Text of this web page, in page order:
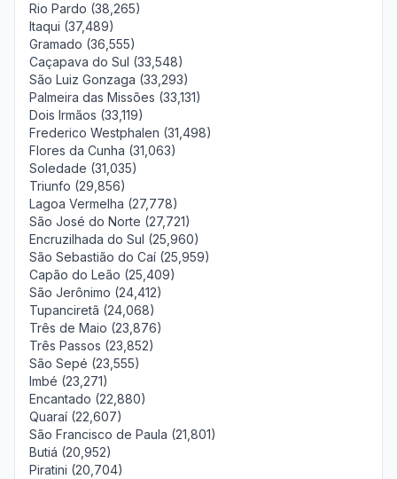
Rio Pardo (38,265)
Itaqui (37,489)
Gramado (36,555)
Caçapava do Sul (33,548)
São Luiz Gonzaga (33,293)
Palmeira das Missões (33,131)
Dois Irmãos (33,119)
Frederico Westphalen (31,498)
Flores da Cunha (31,063)
Soledade (31,035)
Triunfo (29,856)
Lagoa Vermelha (27,778)
São José do Norte (27,721)
Encruzilhada do Sul (25,960)
São Sebastião do Caí (25,959)
Capão do Leão (25,409)
São Jerônimo (24,412)
Tupanciretã (24,068)
Três de Maio (23,876)
Três Passos (23,852)
São Sepé (23,555)
Imbé (23,271)
Encantado (22,880)
Quaraí (22,607)
São Francisco de Paula (21,801)
Butiá (20,952)
Piratini (20,704)